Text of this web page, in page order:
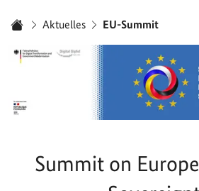
Aktuelles EU-Summit
Summit on